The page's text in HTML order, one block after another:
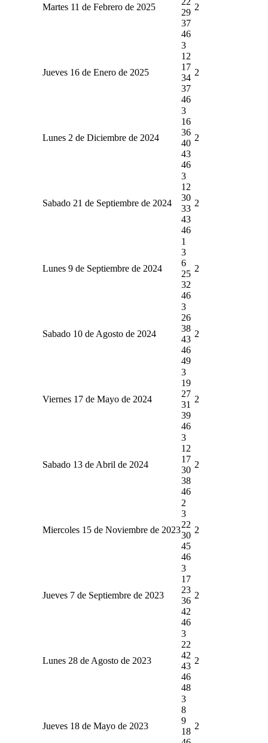
Martes 11 de Febrero de 2025
29
37
46
2
Jueves 16 de Enero de 2025
3
12
17
34
37
46
2
Lunes 2 de Diciembre de 2024
3
16
36
40
43
46
2
Sabado 21 de Septiembre de 2024
3
12
30
33
43
46
2
Lunes 9 de Septiembre de 2024
1
3
6
25
32
46
2
Sabado 10 de Agosto de 2024
3
26
38
43
46
49
2
Viernes 17 de Mayo de 2024
3
19
27
31
39
46
2
Sabado 13 de Abril de 2024
3
12
17
30
38
46
2
Miercoles 15 de Noviembre de 2023
2
3
22
30
45
46
2
Jueves 7 de Septiembre de 2023
3
17
23
36
42
46
2
Lunes 28 de Agosto de 2023
3
22
42
43
46
48
2
Jueves 18 de Mayo de 2023
3
8
9
18
2